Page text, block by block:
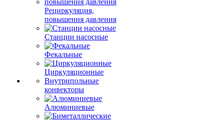
Рециркуляция,
повышения давления
Станции насосные
Фекальные
Циркуляционные
Внутрипольные
конвекторы
Алюминиевые